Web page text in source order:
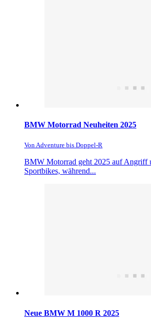
BMW Motorrad Neuheiten 2025
Von Adventure bis Doppel-R
BMW Motorrad geht 2025 auf Angriff
Sportbikes, während...
Neue BMW M 1000 R 2025